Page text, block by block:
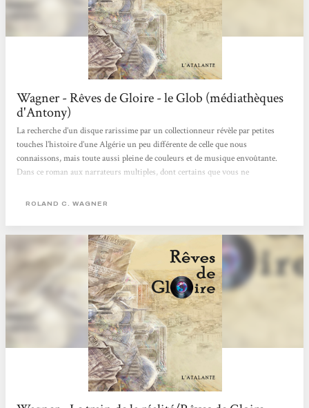
Wagner - Rêves de Gloire - le Glob (médiathèques
d'Antony)
La recherche d’un disque rarissime par un collectionneur révèle par petites
touches l’histoire d’une Algérie un peu différente de celle que nous
connaissons, mais toute aussi pleine de couleurs et de musique envoûtante.
Dans ce roman aux narrateurs multiples, dont certains que vous ne
général, une vision d'ensemble de l’Algérie imaginée par R. C. Wagner. Pas de
dans le présent ou le passé...
ROLAND C. WAGNER